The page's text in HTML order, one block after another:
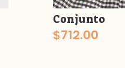
Conjunto
$712.00